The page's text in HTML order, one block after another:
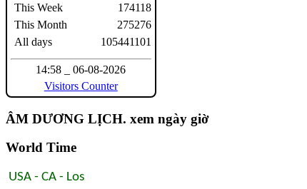
This Week
This Month
All days
174118
275276
105441101
14:58 _ 06-08-2026
Visitors Counter
ÂM DƯƠNG LỊCH. xem ngày giờ
World Time
USA - CA - Los